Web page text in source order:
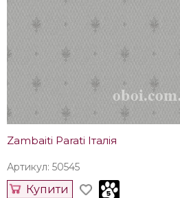
Zambaiti Parati Італія
Артикул: 50545
Купити